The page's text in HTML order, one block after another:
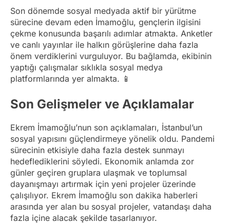
Son dönemde sosyal medyada aktif bir yürütme
sürecine devam eden İmamoğlu, gençlerin ilgisini
çekme konusunda başarılı adımlar atmakta. Anketler
ve canlı yayınlar ile halkın görüşlerine daha fazla
önem verdiklerini vurguluyor. Bu bağlamda, ekibinin
yaptığı çalışmalar sıklıkla sosyal medya
platformlarında yer almakta. 📱
Son Gelişmeler ve Açıklamalar
Ekrem İmamoğlu’nun son açıklamaları, İstanbul’un
sosyal yapısını güçlendirmeye yönelik oldu. Pandemi
sürecinin etkisiyle daha fazla destek sunmayı
hedeflediklerini söyledi. Ekonomik anlamda zor
günler geçiren gruplara ulaşmak ve toplumsal
dayanışmayı artırmak için yeni projeler üzerinde
çalışılıyor. Ekrem İmamoğlu son dakika haberleri
arasında yer alan bu sosyal projeler, vatandaşı daha
fazla içine alacak şekilde tasarlanıyor.